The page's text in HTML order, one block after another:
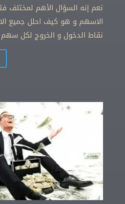
نعم إنه السؤال الأهم لمختلف
الاسهم و هو كيف احلل جميع
نقاط الدخول و الخروج لكل سهم